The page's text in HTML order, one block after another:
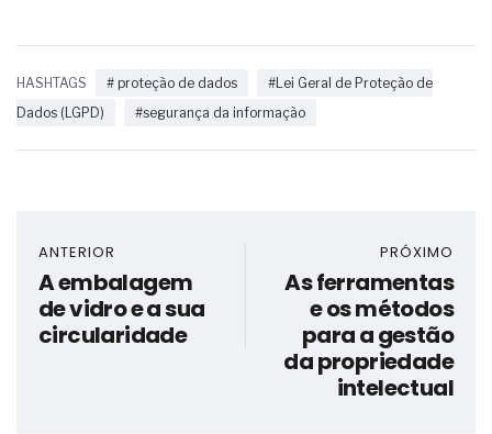
HASHTAGS # proteção de dados
#Lei Geral de Proteção de
Dados (LGPD)
#segurança da informação
ANTERIOR
A embalagem
de vidro e a sua
circularidade
PRÓXIMO
As ferramentas
e os métodos
para a gestão
da propriedade
intelectual